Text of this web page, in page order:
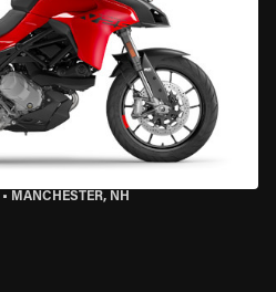
• MANCHESTER, NH